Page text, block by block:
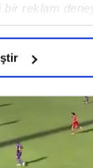
bir reklam
ve bu
ve
olan
ve